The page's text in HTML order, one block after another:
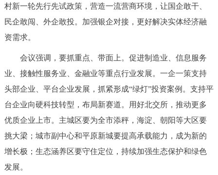
村新一轮先行先试政策，营造一流营商环境，让国企敢干、
民企敢闯、外企敢投。加强银企对接，更好解决实体经济融
资需求。
会议强调，要抓重点、带面上。促进制造业、信息服务
业、接触性服务业、金融业等重点行业发展。一企一策支持
头部企业、平台企业发展，抓紧形成“绿灯”投资案例。支持平
台企业向硬科技转型，布局新赛道。用好北交所，推动更多
优质企业上市。主城区要为全市添秤，海淀、朝阳等大区要
挑大梁；城市副中心和平原新城要提高承载能力，成为新的
增长极；生态涵养区要守住定位，持续加强生态保护和绿色
发展。